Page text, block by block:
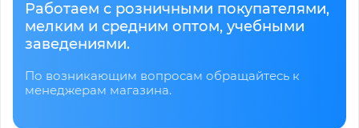
Работаем с розничными покупателями,
мелким и средним оптом, учебными
заведениями.
По возникающим вопросам обращайтесь к
менеджерам магазина.